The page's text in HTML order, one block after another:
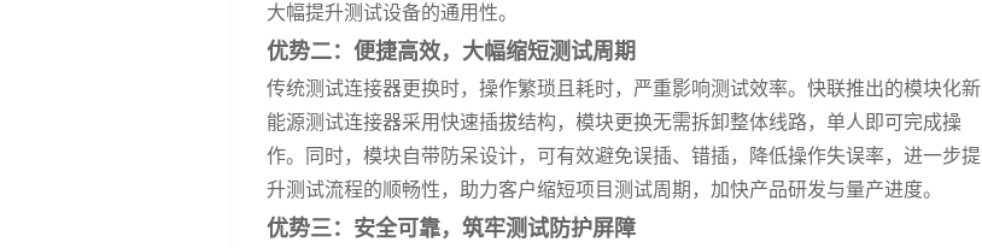
大幅提升测试设备的通用性。
优势二：便捷高效，大幅缩短测试周期
传统测试连接器更换时，操作繁琐且耗时，严重影响测试效率。快联推出的模块化新
能源测试连接器采用快速插拔结构，模块更换无需拆卸整体线路，单人即可完成操
作。同时，模块自带防呆设计，可有效避免误插、错插，降低操作失误率，进一步提
升测试流程的顺畅性，助力客户缩短项目测试周期，加快产品研发与量产进度。
优势三：安全可靠，筑牢测试防护屏障